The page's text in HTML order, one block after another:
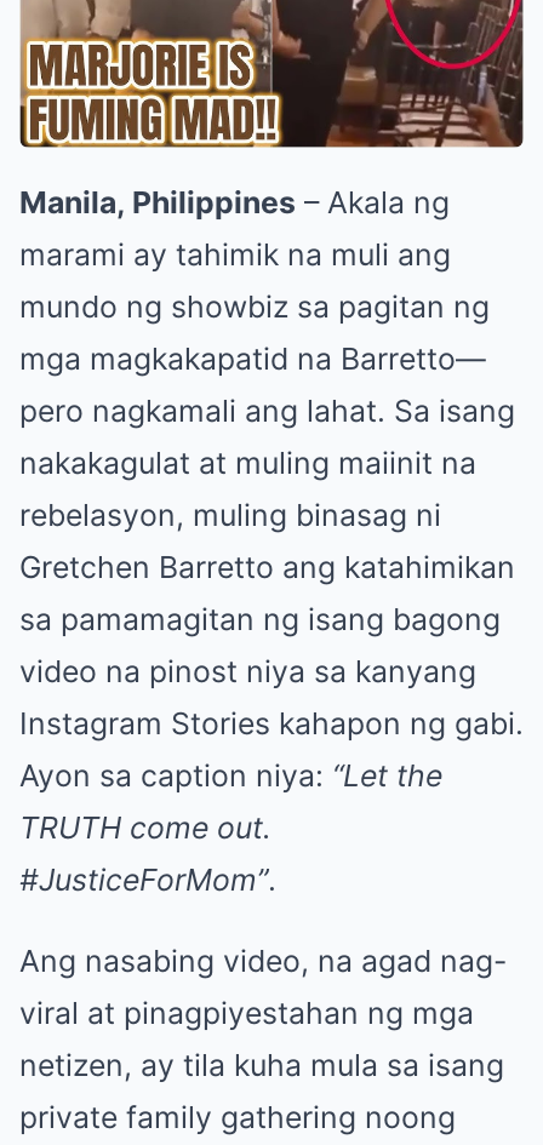
Manila, Philippines – Akala ng
marami ay tahimik na muli ang
mundo ng showbiz sa pagitan ng
mga magkakapatid na Barretto—
pero nagkamali ang lahat. Sa isang
nakakagulat at muling maiinit na
rebelasyon, muling binasag ni
Gretchen Barretto ang katahimikan
sa pamamagitan ng isang bagong
video na pinost niya sa kanyang
Instagram Stories kahapon ng gabi.
Ayon sa caption niya: “Let the
TRUTH come out.
#JusticeForMom”.
Ang nasabing video, na agad nag-
viral at pinagpiyestahan ng mga
netizen, ay tila kuha mula sa isang
private family gathering noong